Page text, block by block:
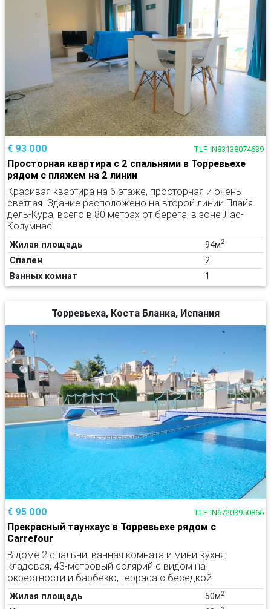
€ 93 000 TLF-IN83138074639
Просторная квартира с 2 спальнями в Торревьехе
рядом с пляжем на 2 линии
Красивая квартира на 6 этаже, просторная и очень
светлая. Здание расположено на второй линии Плайя-
дель-Кура, всего в 80 метрах от берега, в зоне Лас-
Колумнас.
Жилая площадь 94м2
Спален
2
Ванных комнат
1
Торревьеха, Коста Бланка, Испания
€ 95 000 TLF-IN67203950866
Прекрасный таунхаус в Торревьехе рядом с
Carrefour
В доме 2 спальни, ванная комната и мини-кухня,
кладовая, 43-метровый солярий с видом на
окрестности и барбекю, терраса с беседкой
Жилая площадь 50м2